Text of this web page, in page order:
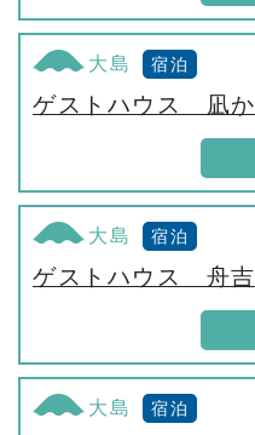
大島 宿泊
ゲストハウス 凪
大島 宿泊
ゲストハウス 舟吉
大島 宿泊